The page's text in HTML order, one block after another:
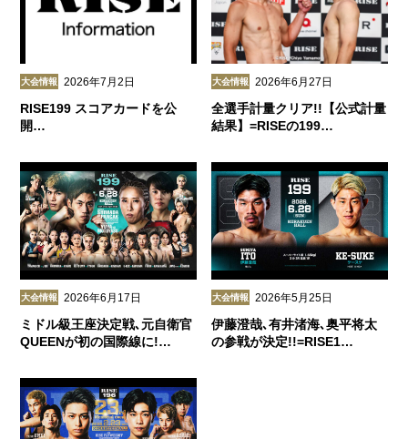
大会情報 2026年7月2日
RISE199 スコアカードを公
開…
大会情報 2026年6月27日
全選手計量クリア!!【公式計量
結果】=RISEの199…
大会情報 2026年6月17日
ミドル級王座決定戦､元自衛官
QUEENが初の国際線に!…
大会情報 2026年5月25日
伊藤澄哉､有井渚海､奥平将太
の参戦が決定!!=RISE1…